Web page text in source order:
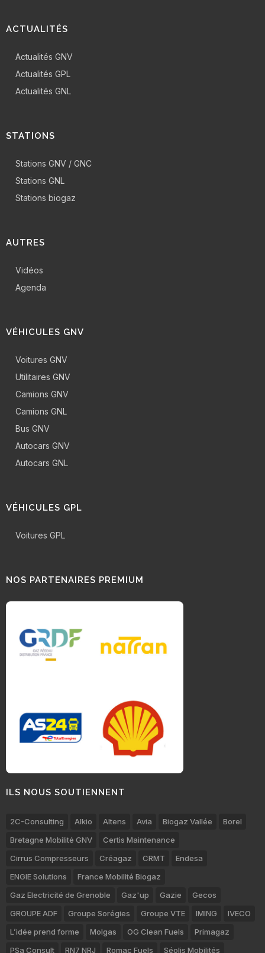
ACTUALITÉS
Actualités GNV
Actualités GPL
Actualités GNL
STATIONS
Stations GNV / GNC
Stations GNL
Stations biogaz
AUTRES
Vidéos
Agenda
VÉHICULES GNV
Voitures GNV
Utilitaires GNV
Camions GNV
Camions GNL
Bus GNV
Autocars GNV
Autocars GNL
VÉHICULES GPL
Voitures GPL
NOS PARTENAIRES PREMIUM
ILS NOUS SOUTIENNENT
2C-Consulting Alkio Altens Avia Biogaz Vallée
Borel
Bretagne Mobilité GNV
Certis Maintenance
Cirrus Compresseurs
Créagaz CRMT
Endesa
ENGIE Solutions
France Mobilité Biogaz
Gaz Electricité de Grenoble
Gaz'up Gazie
Gecos
GROUPE ADF
Groupe Sorégies Groupe VTE IMING
IVECO
L’idée prend forme
Molgas OG Clean Fuels
Primagaz
PSa Consult
RN7 NRJ Romac Fuels Séolis Mobilités